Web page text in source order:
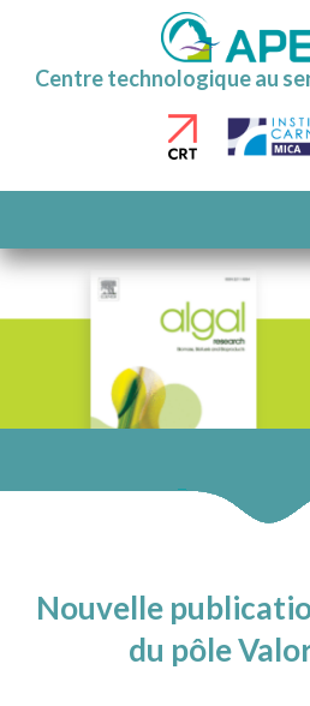
Centre technologique au
AU
CONTENU
Nouvelle
du pôle